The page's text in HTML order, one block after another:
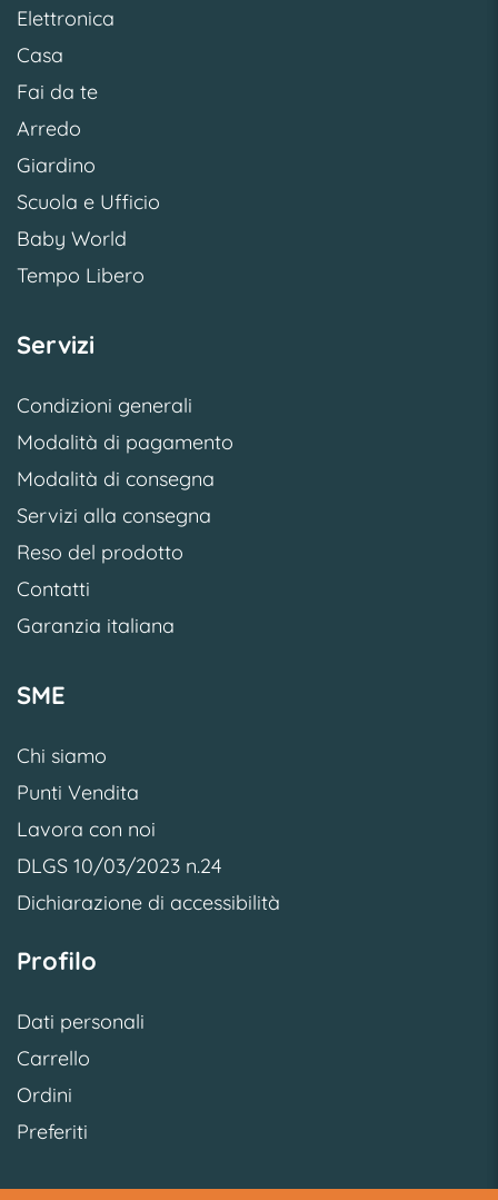
Elettronica
Casa
Fai da te
Arredo
Giardino
Scuola e Ufficio
Baby World
Tempo Libero
Servizi
Condizioni generali
Modalità di pagamento
Modalità di consegna
Servizi alla consegna
Reso del prodotto
Contatti
Garanzia italiana
SME
Chi siamo
Punti Vendita
Lavora con noi
DLGS 10/03/2023 n.24
Dichiarazione di accessibilità
Profilo
Dati personali
Carrello
Ordini
Preferiti